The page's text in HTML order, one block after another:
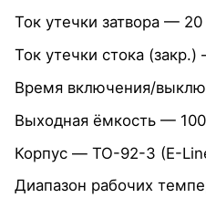
Ток утечки затвора — 20
Ток утечки стока
Время включения/
Выходная ёмкость —
Корпус — TO-92-3 (E-
Диапазон рабочих